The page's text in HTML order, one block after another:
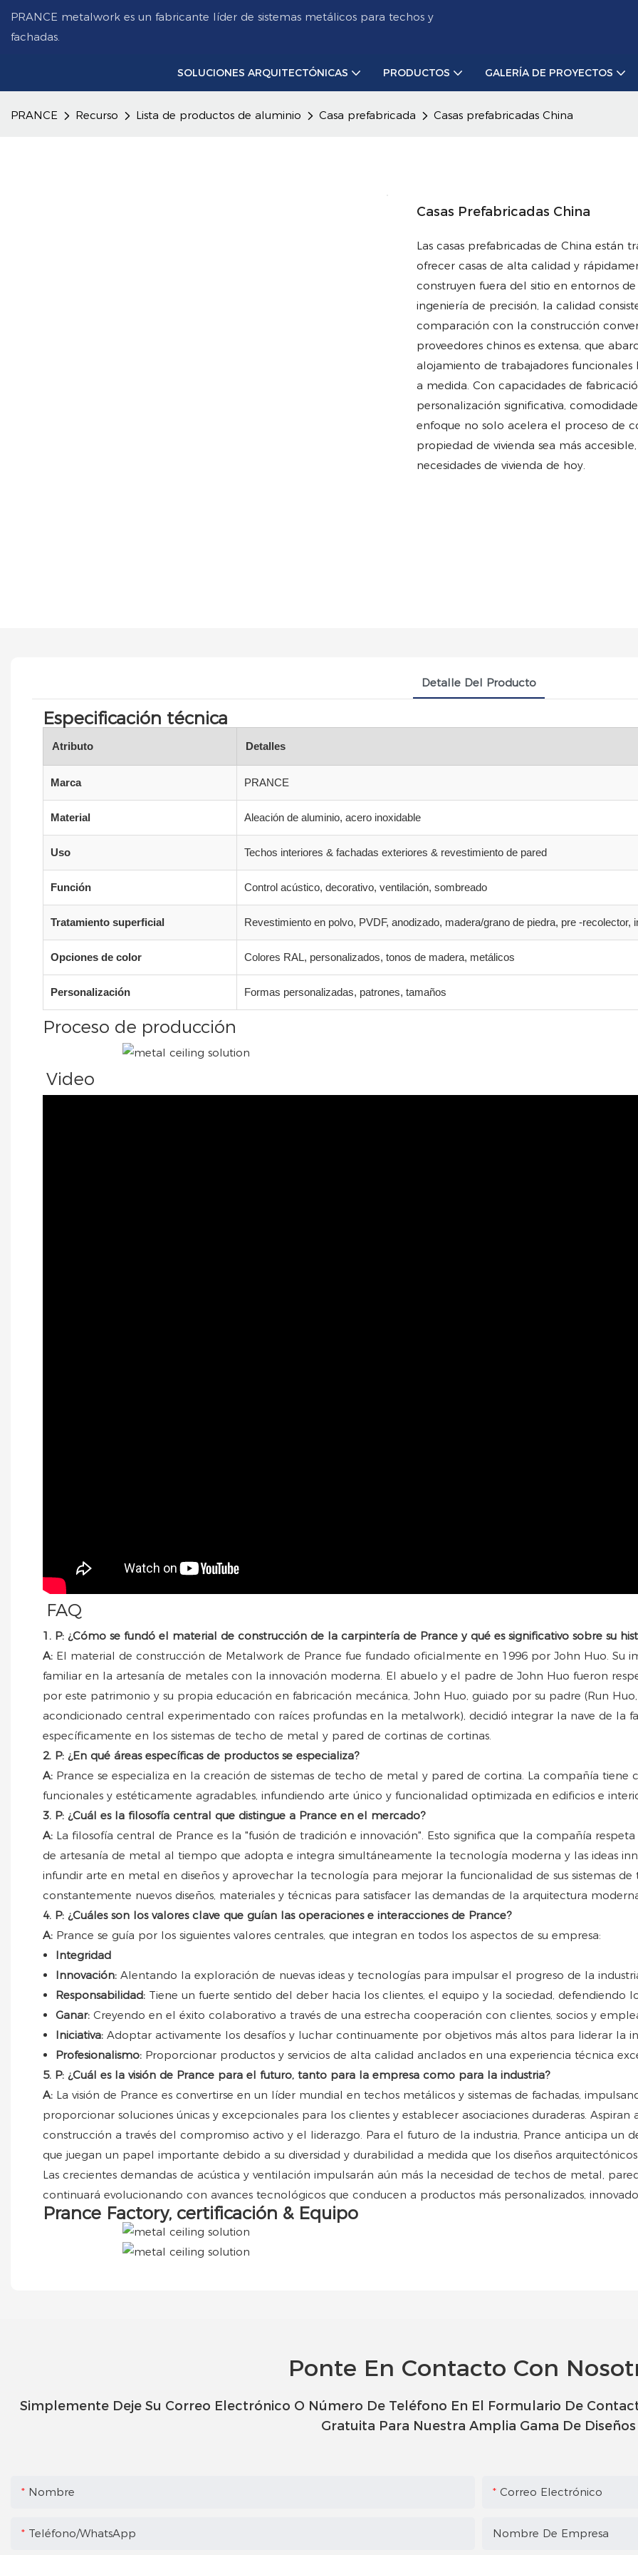
PRANCE metalwork es un fabricante líder de sistemas metálicos para techos y
fachadas.
SOLUCIONES ARQUITECTÓNICAS PRODUCTOS GALERÍA DE PROYECTOS
PRANCE Recurso Lista de productos de aluminio Casa prefabricada Casas prefabricadas China
Casas Prefabricadas China
Las casas prefabricadas de China
ofrecer casas de alta calidad y
construyen fuera del sitio en entornos
ingeniería de precisión, la calidad
comparación con la construcción
proveedores chinos es extensa, que
alojamiento de trabajadores funcionales
a medida. Con capacidades de
personalización significativa,
enfoque no solo acelera el proceso de
propiedad de vivienda sea más
necesidades de vivienda de hoy.
Detalle Del Producto
Especificación técnica
Atributo Detalles
Marca PRANCE
Material Aleación de aluminio, acero inoxidable
Uso Techos interiores & fachadas exteriores & revestimiento de pared
Función Control acústico, decorativo, ventilación, sombreado
Tratamiento superficial Revestimiento en polvo, PVDF, anodizado, madera/grano de piedra, pre -recolector,
Opciones de color Colores RAL, personalizados, tonos de madera, metálicos
Personalización Formas personalizadas, patrones, tamaños
Proceso de producción
Video
FAQ
1. P: ¿Cómo se fundó el material de construcción de la carpintería de Prance y qué es significativo sobre su
A: El material de construcción de Metalwork de Prance fue fundado oficialmente en 1996 por John Huo. Su
familiar en la artesanía de metales con la innovación moderna. El abuelo y el padre de John Huo fueron
por este patrimonio y su propia educación en fabricación mecánica, John Huo, guiado por su padre (Run
acondicionado central experimentado con raíces profundas en la metalwork), decidió integrar la nave de la
específicamente en los sistemas de techo de metal y pared de cortinas de cortinas.
2. P: ¿En qué áreas específicas de productos se especializa?
A: Prance se especializa en la creación de sistemas de techo de metal y pared de cortina. La compañía tiene
funcionales y estéticamente agradables, infundiendo arte único y funcionalidad optimizada en edificios e
3. P: ¿Cuál es la filosofía central que distingue a Prance en el mercado?
A: La filosofía central de Prance es la "fusión de tradición e innovación". Esto significa que la compañía
de artesanía de metal al tiempo que adopta e integra simultáneamente la tecnología moderna y las ideas
infundir arte en metal en diseños y aprovechar la tecnología para mejorar la funcionalidad de sus sistemas
constantemente nuevos diseños, materiales y técnicas para satisfacer las demandas de la arquitectura
4. P: ¿Cuáles son los valores clave que guían las operaciones e interacciones de Prance?
A: Prance se guía por los siguientes valores centrales, que integran en todos los aspectos de su empresa:
Integridad
Innovación: Alentando la exploración de nuevas ideas y tecnologías para impulsar el progreso de la
Responsabilidad: Tiene un fuerte sentido del deber hacia los clientes, el equipo y la sociedad, defendiendo
Ganar: Creyendo en el éxito colaborativo a través de una estrecha cooperación con clientes, socios y
Iniciativa: Adoptar activamente los desafíos y luchar continuamente por objetivos más altos para liderar la
Profesionalismo: Proporcionar productos y servicios de alta calidad anclados en una experiencia técnica
5. P: ¿Cuál es la visión de Prance para el futuro, tanto para la empresa como para la industria?
A: La visión de Prance es convertirse en un líder mundial en techos metálicos y sistemas de fachadas,
proporcionar soluciones únicas y excepcionales para los clientes y establecer asociaciones duraderas.
construcción a través del compromiso activo y el liderazgo. Para el futuro de la industria, Prance anticipa un
que juegan un papel importante debido a su diversidad y durabilidad a medida que los diseños
Las crecientes demandas de acústica y ventilación impulsarán aún más la necesidad de techos de metal,
continuará evolucionando con avances tecnológicos que conducen a productos más personalizados,
Prance Factory, certificación & Equipo
Ponte En Contacto Con
Simplemente Deje Su Correo Electrónico O Número De Teléfono En El Formulario De
Gratuita Para Nuestra Amplia Gama De Diseños
Nombre Correo Electrónico
Teléfono/WhatsApp Nombre De Empresa